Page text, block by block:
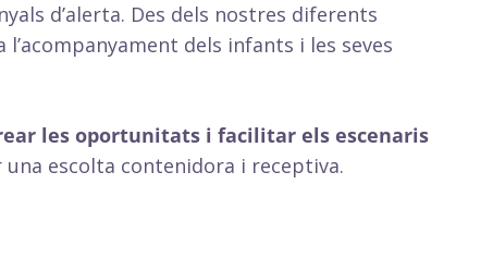
d’alerta. Des dels nostres diferents
dels infants i les seves
les oportunitats i facilitar els escenaris
una escolta contenidora i receptiva.